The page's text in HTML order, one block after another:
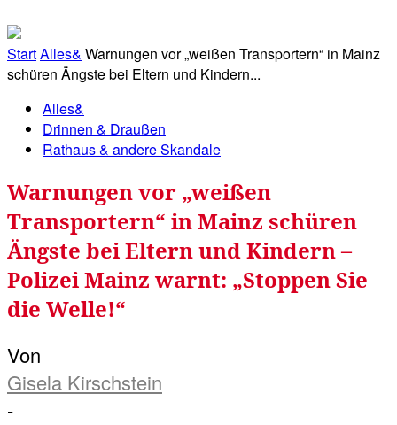
StartAlles& Warnungen vor „weißen Transportern“ in Mainz
schüren Ängste bei Eltern und Kindern...
Alles&
Drinnen & Draußen
Rathaus & andere Skandale
Warnungen vor „weißen
Transportern“ in Mainz schüren
Ängste bei Eltern und Kindern –
Polizei Mainz warnt: „Stoppen Sie
die Welle!“
Von
Gisela Kirschstein
-